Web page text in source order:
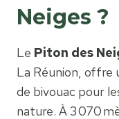
Neiges ?
Le Piton des
La Réunion, offre
de bivouac pour
nature. À 3 070